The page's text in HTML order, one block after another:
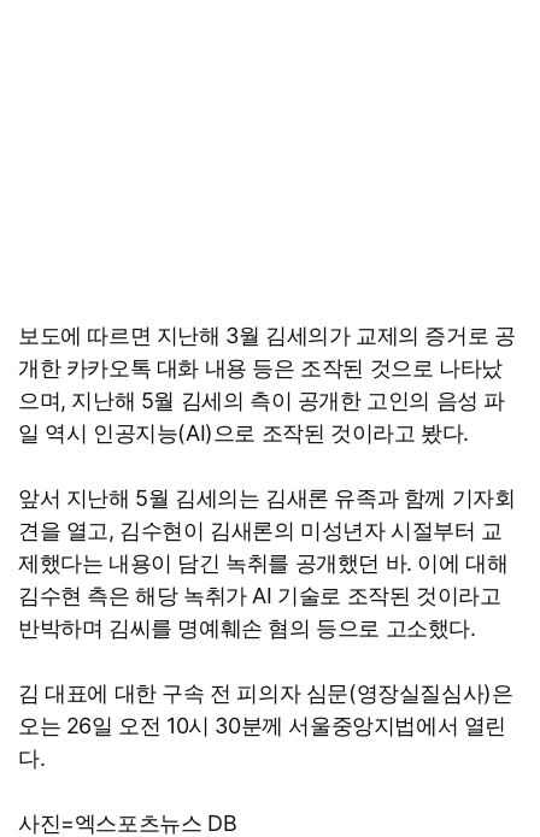
보도에 따르면 지난해 3월 김세의가 교제의 증거로 공
개한 카카오톡 대화 내용 등은 조작된 것으로 나타났
으며, 지난해 5월 김세의 측이 공개한 고인의 음성 파
일 역시 인공지능(AI)으로 조작된 것이라고 봤다.
앞서 지난해 5월 김세의는 김새론 유족과 함께 기자회
견을 열고, 김수현이 김새론의 미성년자 시절부터 교
제했다는 내용이 담긴 녹취를 공개했던 바. 이에 대해
김수현 측은 해당 녹취가 AI 기술로 조작된 것이라고
반박하며 김씨를 명예훼손 혐의 등으로 고소했다.
김 대표에 대한 구속 전 피의자 심문(영장실질심사)은
오는 26일 오전 10시 30분께 서울중앙지법에서 열린
다.
사진=엑스포츠뉴스 DB